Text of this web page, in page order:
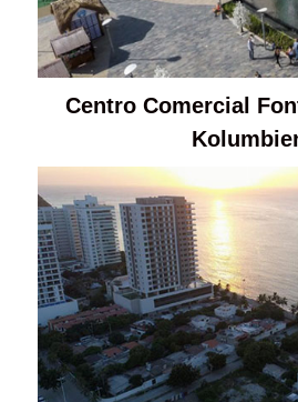
Centro Comercial